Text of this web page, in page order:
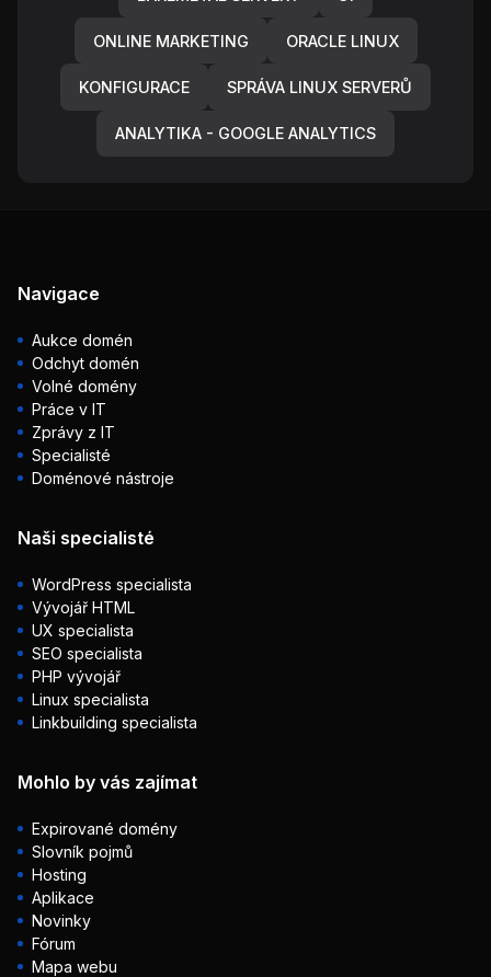
ONLINE MARKETING ORACLE LINUX
KONFIGURACE SPRÁVA LINUX SERVERŮ
ANALYTIKA - GOOGLE ANALYTICS
Navigace
Aukce domén
Odchyt domén
Volné domény
Práce v IT
Zprávy z IT
Specialisté
Doménové nástroje
Naši specialisté
WordPress specialista
Vývojář HTML
UX specialista
SEO specialista
PHP vývojář
Linux specialista
Linkbuilding specialista
Mohlo by vás zajímat
Expirované domény
Slovník pojmů
Hosting
Aplikace
Novinky
Fórum
Mapa webu